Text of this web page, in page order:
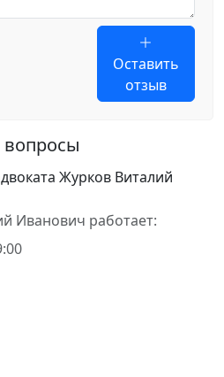
Оставить
отзыв
вопросы
Журков Виталий
Иванович работает: